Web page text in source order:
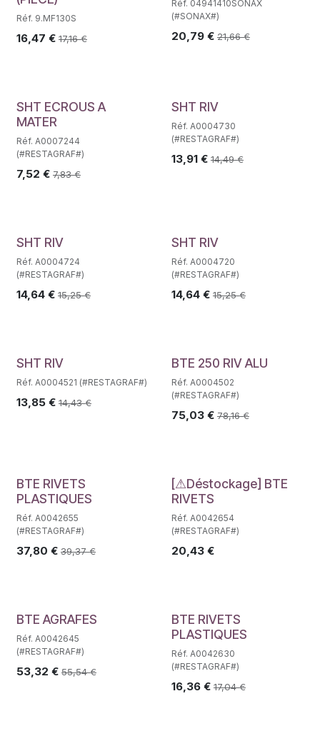
Réf. 9.MF130S
16,47 € 17,16€
Réf. 04941410SONAX
(#SONAX#)
20,79€ 21,66€
SHT ECROUS A
MATER
Réf. A0007244
(#RESTAGRAF#)
7,52 € 7,83€
SHT RIV
Réf. A0004730
(#RESTAGRAF#)
13,91€ 14,49€
SHT RIV
Réf. A0004724
(#RESTAGRAF#)
14,64 € 15,25€
SHT RIV
Réf. A0004720
(#RESTAGRAF#)
14,64€ 15,25€
SHT RIV
Réf. A0004521 (#RESTAGRAF#)
13,85 € 14,43€
BTE 250 RIV ALU
Réf. A0004502
(#RESTAGRAF#)
75,03€ 78,16€
BTE RIVETS
PLASTIQUES
Réf. A0042655
(#RESTAGRAF#)
37,80 € 39,37€
Déstockage
[⚠Déstockage] BTE
RIVETS
Réf. A0042654
(#RESTAGRAF#)
20,43€
BTE AGRAFES
Réf. A0042645
(#RESTAGRAF#)
53,32 € 55,54€
BTE RIVETS
PLASTIQUES
Réf. A0042630
(#RESTAGRAF#)
16,36€ 17,04€